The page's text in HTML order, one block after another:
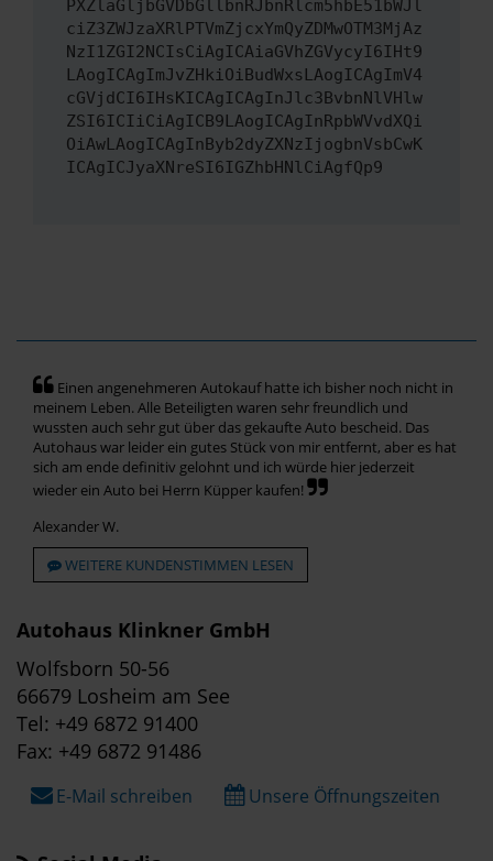
PXZlaGljbGVDbGllbnRJbnRlcm5hbE51bWJl
ciZ3ZWJzaXRlPTVmZjcxYmQyZDMwOTM3MjAz
NzI1ZGI2NCIsCiAgICAiaGVhZGVycyI6IHt9
LAogICAgImJvZHkiOiBudWxsLAogICAgImV4
cGVjdCI6IHsKICAgICAgInJlc3BvbnNlVHlw
ZSI6ICIiCiAgICB9LAogICAgInRpbWVvdXQi
OiAwLAogICAgInByb2dyZXNzIjogbnVsbCwK
ICAgICJyaXNreSI6IGZhbHNlCiAgfQp9
Einen angenehmeren Autokauf hatte ich bisher noch nicht in
meinem Leben. Alle Beteiligten waren sehr freundlich und
wussten auch sehr gut über das gekaufte Auto bescheid. Das
Autohaus war leider ein gutes Stück von mir entfernt, aber es hat
sich am ende definitiv gelohnt und ich würde hier jederzeit
wieder ein Auto bei Herrn Küpper kaufen!
Alexander W.
WEITERE KUNDENSTIMMEN LESEN
Autohaus Klinkner GmbH
Wolfsborn 50-56
66679 Losheim am See
Tel: +49 6872 91400
Fax: +49 6872 91486
E-Mail schreiben Unsere Öffnungszeiten